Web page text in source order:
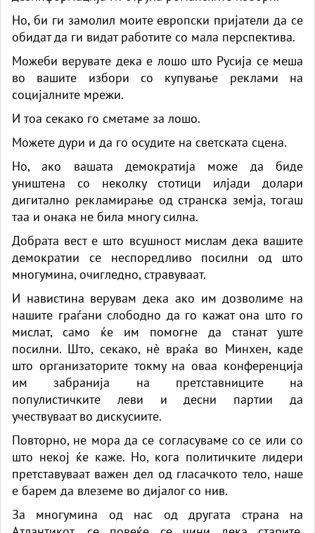
Но, би ги замолил моите европски пријатели да се
обидат да ги видат работите со мала перспектива.
Можеби верувате дека е лошо што Русија се меша
во вашите избори со купување реклами на
социјалните мрежи.
И тоа секако го сметаме за лошо.
Можете дури и да го осудите на светската сцена.
Но, ако вашата демократија може да биде
уништена со неколку стотици илјади долари
дигитално рекламирање од странска земја, тогаш
таа и онака не била многу силна.
Добрата вест е што всушност мислам дека вашите
демократии се неспоредливо посилни од што
многумина, очигледно, стравуваат.
И навистина верувам дека ако им дозволиме на
нашите граѓани слободно да го кажат она што го
мислат, само ќе им помогне да станат уште
посилни. Што, секако, нè враќа во Минхен, каде
што организаторите токму на оваа конференција
им забранија на претставниците на
популистичките леви и десни партии да
учествуваат во дискусиите.
Повторно, не мора да се согласуваме со се или со
што некој ќе каже. Но, кога политичките лидери
претставуваат важен дел од гласачкото тело, наше
е барем да влеземе во дијалог со нив.
За многумина од нас од другата страна на